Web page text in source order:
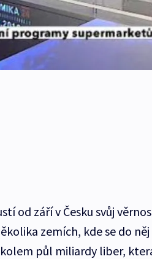
od září v Česku svůj
zemích, kde se do
půl miliardy liber,